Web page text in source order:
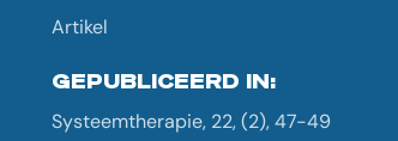
Artikel
GEPUBLICEERD IN:
Systeemtherapie, 22, (2), 47-49